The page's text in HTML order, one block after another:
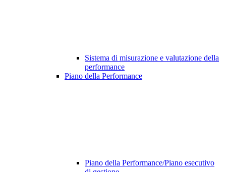
Sistema di misurazione e valutazione della
performance
Piano della Performance
Piano della Performance/Piano esecutivo